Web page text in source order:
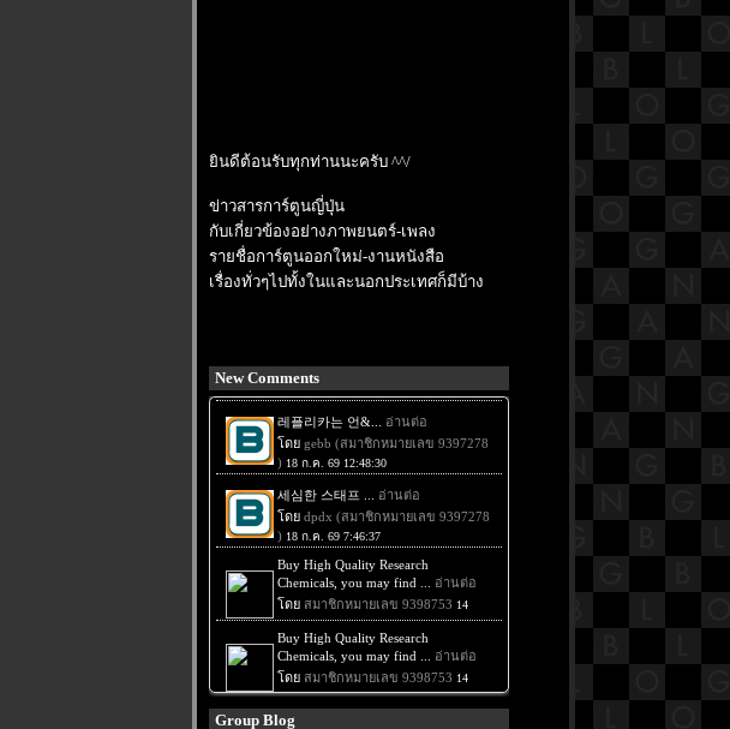
ินดีต้อนรับทุกท่านนะครับ ^^/
ข่าวสารการ์ตูนญี่ปุ่น
กับเกี่ยวข้องอย่างภาพยนตร์-เพลง
รายชื่อการ์ตูนออกใหม่-งานหนังสือ
เรื่องทั่วๆไปทั้งในและนอกประเทศก็มีบ้าง
New Comments
Group Blog